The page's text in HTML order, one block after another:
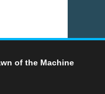
of the Machine